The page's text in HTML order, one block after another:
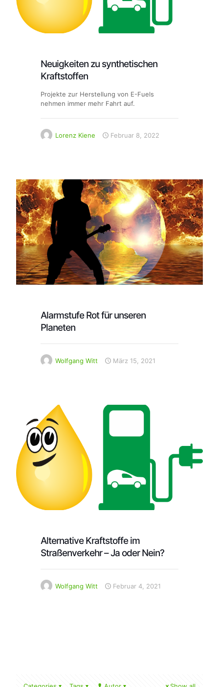
Neuigkeiten zu synthetischen
Kraftstoffen
Projekte zur Herstellung von E-Fuels
nehmen immer mehr Fahrt auf.
Lorenz Kiene Februar 8, 2022
Alarmstufe Rot für unseren
Planeten
Wolfgang Witt März 15, 2021
Alternative Kraftstoffe im
Straßenverkehr – Ja oder Nein?
Wolfgang Witt Februar 4, 2021